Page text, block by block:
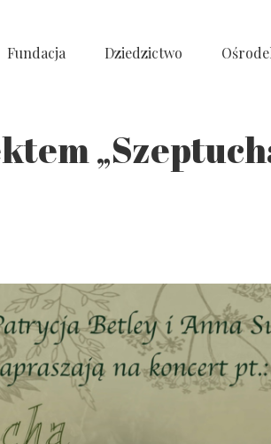
Fundacja Dziedzictwo